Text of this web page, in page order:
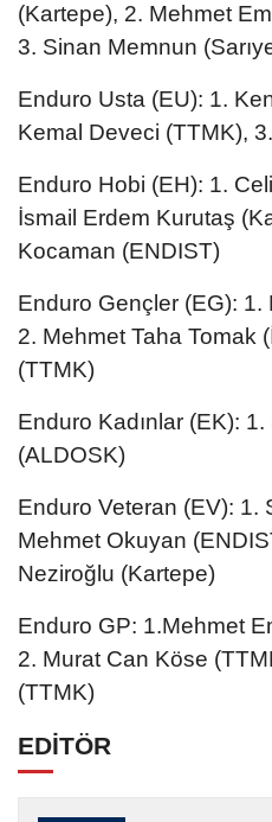
(Kartepe), 2. Mehmet
3. Sinan Memnun
Enduro Usta (EU): 1.
Kemal Deveci (TTMK),
Enduro Hobi (EH): 1.
İsmail Erdem Kurutaş
Kocaman (ENDIST)
Enduro Gençler (EG): 1.
2. Mehmet Taha Tomak
(TTMK)
Enduro Kadınlar (EK):
(ALDOSK)
Enduro Veteran (EV): 1.
Mehmet Okuyan
Neziroğlu (Kartepe)
Enduro GP: 1.Mehmet
2. Murat Can Köse
(TTMK)
EDİTÖR